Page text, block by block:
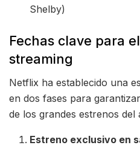
Shelby)
Fechas clave para
streaming
Netflix ha establecido una
en dos fases para
de los grandes estrenos del
Estreno exclusivo en